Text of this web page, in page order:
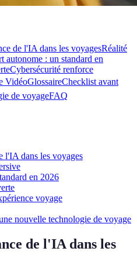
de l'IA dans les voyagesRéalité
autonome : un standard en
Cybersécurité renforce
VidéoGlossaireChecklist avant
de voyageFAQ
l'IA dans les voyages
en 2026
voyage
nouvelle technologie de voyage
de l'IA dans les